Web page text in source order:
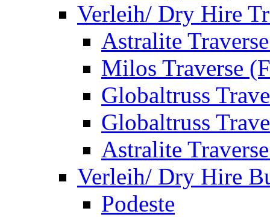
Verleih/ Dry Hire
Astralite
Milos Traverse
Globaltruss
Globaltruss
Astralite
Verleih/ Dry Hire
Podeste